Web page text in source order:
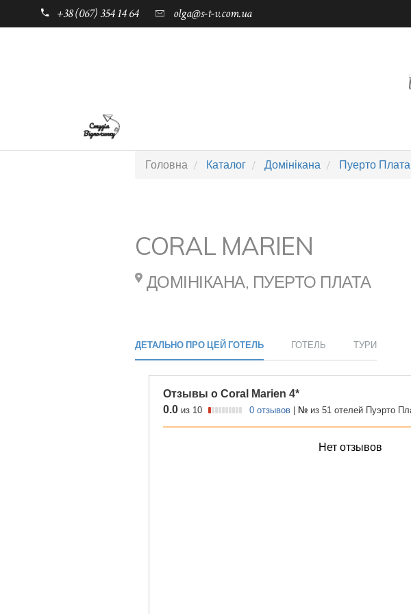
+38 (067) 354 14 64 olga@s-t-v.com.ua
Головна Каталог Домінікана Пуерто Плата
CORAL MARIEN
ДОМІНІКАНА, ПУЕРТО ПЛАТА
ДЕТАЛЬНО ПРО ЦЕЙ ГОТЕЛЬ ГОТЕЛЬ ТУРИ